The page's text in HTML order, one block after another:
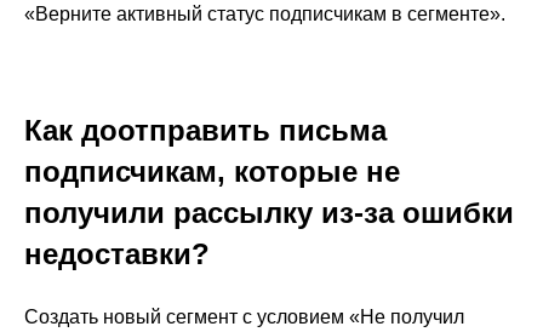
«Верните активный статус подписчикам в сегменте».
Как доотправить письма
подписчикам, которые не
получили рассылку из-за ошибки
недоставки?
Создать новый сегмент с условием «Не получил